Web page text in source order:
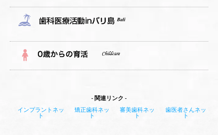
関連リンク
インプラントネッ
ト
矯正歯科ネッ
ト
審美歯科ネッ
ト
歯医者さんネッ
ト